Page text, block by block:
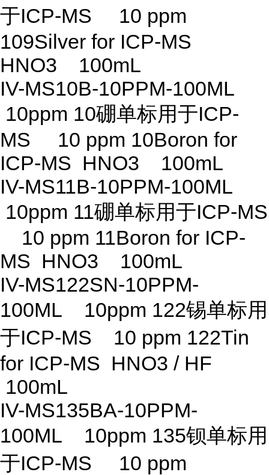
于ICP-MS 10 ppm
109Silver for ICP-MS
HNO3 100mL
IV-MS10B-10PPM-100ML
10ppm 10硼单标用于ICP-
MS 10 ppm 10Boron for
ICP-MS HNO3 100mL
IV-MS11B-10PPM-100ML
10ppm 11硼单标用于ICP-MS
10 ppm 11Boron for ICP-
MS HNO3 100mL
IV-MS122SN-10PPM-
100ML 10ppm 122锡单标用
于ICP-MS 10 ppm 122Tin
for ICP-MS HNO3 / HF
100mL
IV-MS135BA-10PPM-
100ML 10ppm 135钡单标用
于ICP-MS 10 ppm